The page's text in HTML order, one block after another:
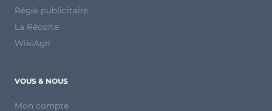
Régie publicitaire
La Récolte
WikiAgri
VOUS & NOUS
Mon compte